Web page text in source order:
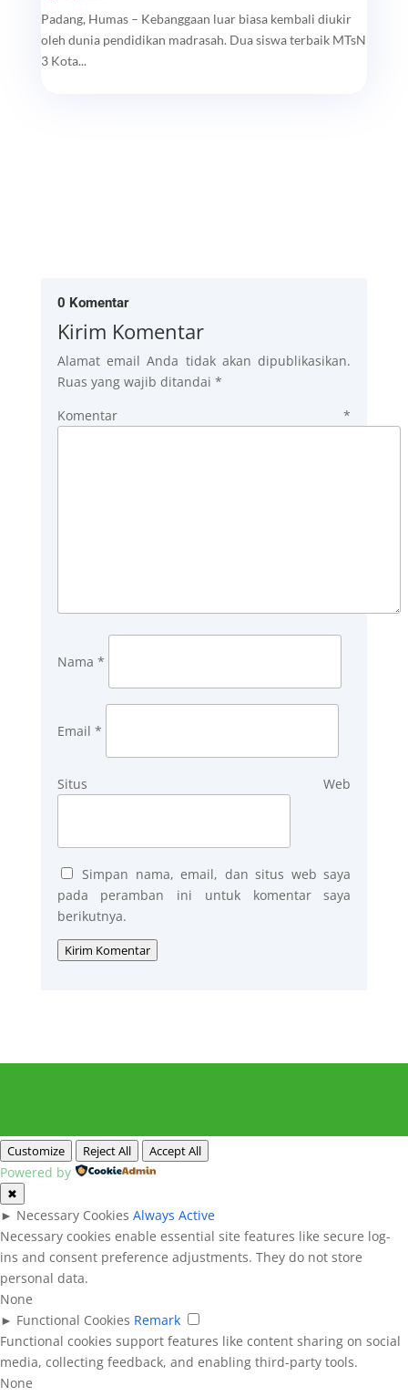
Padang, Humas – Kebanggaan luar biasa kembali diukir
oleh dunia pendidikan madrasah. Dua siswa terbaik MTsN
3 Kota...
0 Komentar
Kirim Komentar
Alamat email Anda tidak akan dipublikasikan.
Ruas yang wajib ditandai *
Komentar*
Nama *
Email *
Situs Web
Simpan nama, email, dan situs web saya
pada peramban ini untuk komentar saya
berikutnya.
Kirim Komentar
Customize Reject All Accept All
Powered by
✖
► Necessary Cookies Always Active
Necessary cookies enable essential site features like secure log-
ins and consent preference adjustments. They do not store
personal data.
None
► Functional Cookies Remark
Functional cookies support features like content sharing on social
media, collecting feedback, and enabling third-party tools.
None